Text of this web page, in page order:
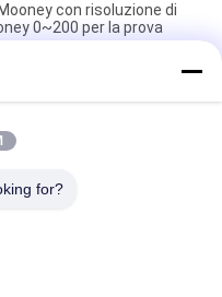
con risoluzione di
0~200 per la prova
laboratorio del singolo
rotore
velocità di impatto di
for?